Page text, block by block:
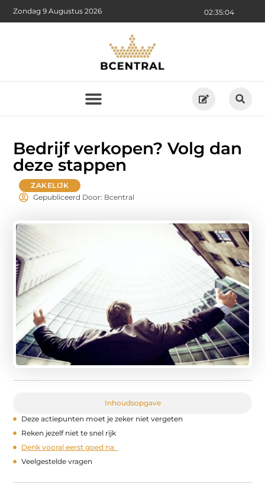
02:35:06
Zondag 9 Augustus 2026
Bedrijf verkopen? Volg dan
deze stappen
ZAKELIJK
Gepubliceerd Door: Bcentral
Inhoudsopgave
Deze actiepunten moet je zeker niet vergeten
Reken jezelf niet te snel rijk
Denk vooral eerst goed na
Veelgestelde vragen